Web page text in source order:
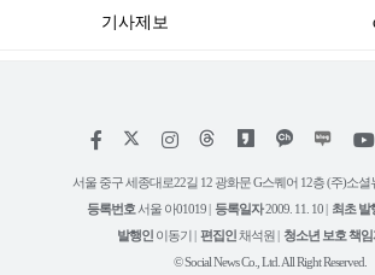
기사제보
페
스
인
타
램
서울 중구 세종대로22길 12 광화문 G스퀘어 12층 (주)소셜
등록번호서울 아01019 | 등록일자2009. 11. 10 | 최초 발
발행인 이동기 | 편집인채석원 | 청소년 보호 책
© Social News Co., Ltd. All Right Reserved.